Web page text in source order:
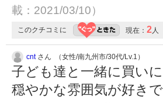
載：2021/03/10）
このクチコミに 現在： 2人
cntさん （女性/南九州市/30代/Lv.1）
子ども達と一緒に買い
穏やかな雰囲気が好き